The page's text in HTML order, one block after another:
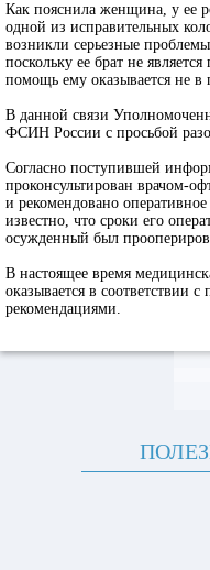
Как пояснила женщина, у ее
одной из исправительных
возникли серьезные
поскольку ее брат не
помощь ему оказывается не в
В данной связи
ФСИН России с просьбой
Согласно поступившей
проконсультирован врачом-
и рекомендовано
известно, что сроки его
осужденный был
В настоящее время
оказывается в соответствии
рекомендациями.